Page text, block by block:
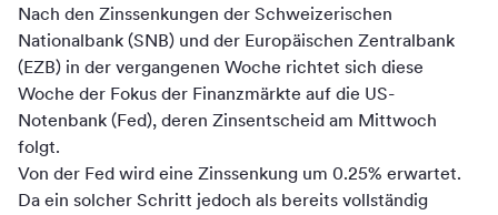
Nach den Zinssenkungen der Schweizerischen
Nationalbank (SNB) und der Europäischen Zentralbank
(EZB) in der vergangenen Woche richtet sich diese
Woche der Fokus der Finanzmärkte auf die US-
Notenbank (Fed), deren Zinsentscheid am Mittwoch
folgt.
Von der Fed wird eine Zinssenkung um 0.25% erwartet.
Da ein solcher Schritt jedoch als bereits vollständig